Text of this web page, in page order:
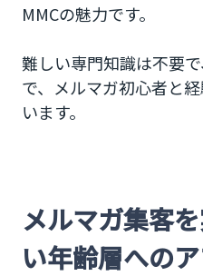
MMCの魅力です。
難しい専門知識は不要
で、メルマガ初心者と
います。
メルマガ集客
い年齢層への